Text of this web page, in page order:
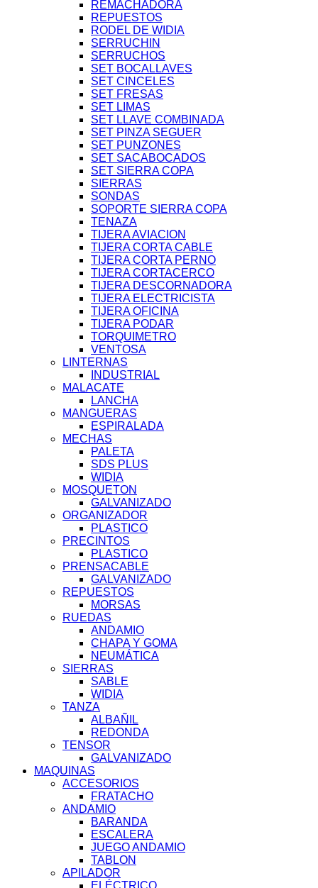
REMACHADORA
REPUESTOS
RODEL DE WIDIA
SERRUCHIN
SERRUCHOS
SET BOCALLAVES
SET CINCELES
SET FRESAS
SET LIMAS
SET LLAVE COMBINADA
SET PINZA SEGUER
SET PUNZONES
SET SACABOCADOS
SET SIERRA COPA
SIERRAS
SONDAS
SOPORTE SIERRA COPA
TENAZA
TIJERA AVIACION
TIJERA CORTA CABLE
TIJERA CORTA PERNO
TIJERA CORTACERCO
TIJERA DESCORNADORA
TIJERA ELECTRICISTA
TIJERA OFICINA
TIJERA PODAR
TORQUIMETRO
VENTOSA
LINTERNAS
INDUSTRIAL
MALACATE
LANCHA
MANGUERAS
ESPIRALADA
MECHAS
PALETA
SDS PLUS
WIDIA
MOSQUETON
GALVANIZADO
ORGANIZADOR
PLASTICO
PRECINTOS
PLASTICO
PRENSACABLE
GALVANIZADO
REPUESTOS
MORSAS
RUEDAS
ANDAMIO
CHAPA Y GOMA
NEUMÁTICA
SIERRAS
SABLE
WIDIA
TANZA
ALBAÑIL
REDONDA
TENSOR
GALVANIZADO
MAQUINAS
ACCESORIOS
FRATACHO
ANDAMIO
BARANDA
ESCALERA
JUEGO ANDAMIO
TABLON
APILADOR
ELÉCTRICO